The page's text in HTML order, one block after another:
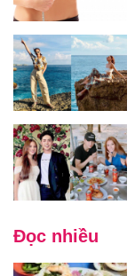
Đọc nhiều